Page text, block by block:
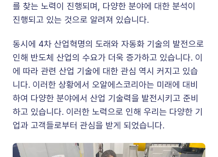
를 찾는 노력이 진행되며, 다양한 분야에 대한 분석이
진행되고 있는 것으로 알려져 있습니다.
동시에 4차 산업혁명의 도래와 자동화 기술의 발전으로
인해 반도체 산업의 수요가 더욱 증가하고 있습니다. 이
에 따라 관련 산업 기술에 대한 관심 역시 커지고 있습
니다. 이러한 상황에서 오알에스코리아는 미래에 대비
하여 다양한 분야에서 산업 기술력을 발전시키고 준비
하고 있습니다. 이러한 노력으로 인해 우리는 다양한 기
업과 고객들로부터 관심을 받게 되었습니다.